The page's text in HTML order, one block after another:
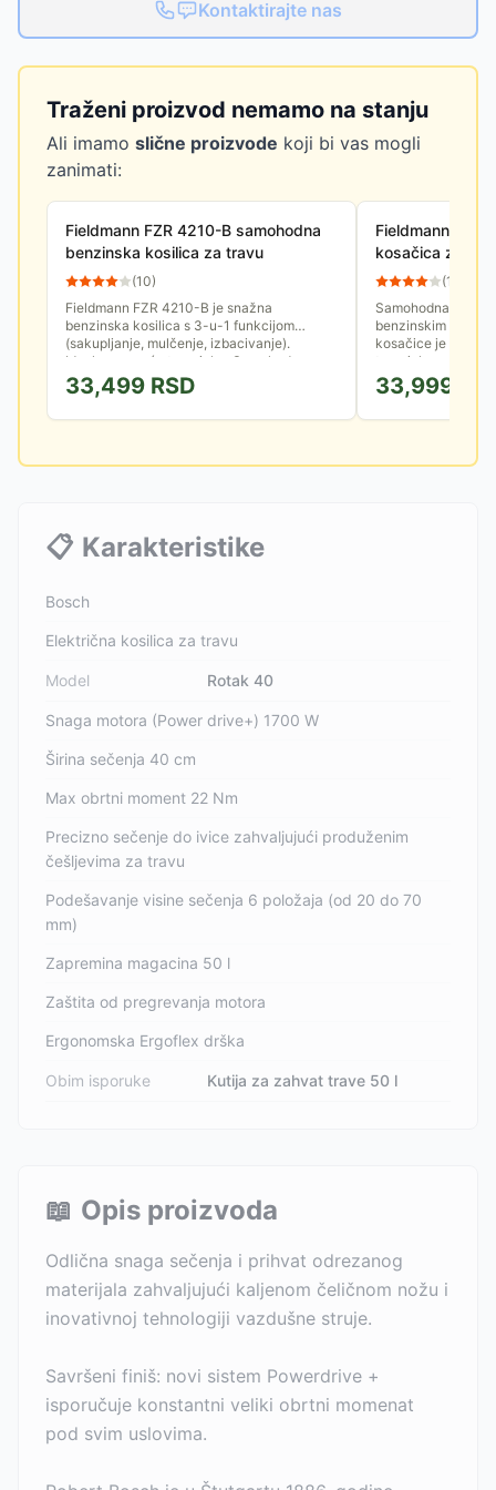
Kontaktirajte nas
Traženi proizvod nemamo na stanju
Ali imamo slične proizvode koji bi vas mogli
zanimati:
Fieldmann FZR 4210-B samohodna
benzinska kosilica za travu
(10)
Fieldmann FZR 4210-B je snažna
benzinska kosilica s 3-u-1 funkcijom
(sakupljanje, mulčenje, izbacivanje).
Idealna za veće travnjake. Samohodna, s...
33,499 RSD
Fieldmann
kosačica za
(11
Samohodna
benzinskim
kosačice je 42cm,
travnjake
košenja je...
33,999
📋 Karakteristike
Bosch
Električna kosilica za travu
Model Rotak 40
Snaga motora (Power drive+) 1700 W
Širina sečenja 40 cm
Max obrtni moment 22 Nm
Precizno sečenje do ivice zahvaljujući produženim
češljevima za travu
Podešavanje visine sečenja 6 položaja (od 20 do 70
mm)
Zapremina magacina 50 l
Zaštita od pregrevanja motora
Ergonomska Ergoflex drška
Obim isporuke Kutija za zahvat trave 50 l
📖 Opis proizvoda
Odlična snaga sečenja i prihvat odrezanog
materijala zahvaljujući kaljenom čeličnom nožu i
inovativnoj tehnologiji vazdušne struje.
Savršeni finiš: novi sistem Powerdrive +
isporučuje konstantni veliki obrtni momenat
pod svim uslovima.